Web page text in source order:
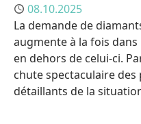
Publié
08.10.2025
La demande de
augmente à la fois
en dehors de celui-ci.
chute spectaculaire
détaillants de la